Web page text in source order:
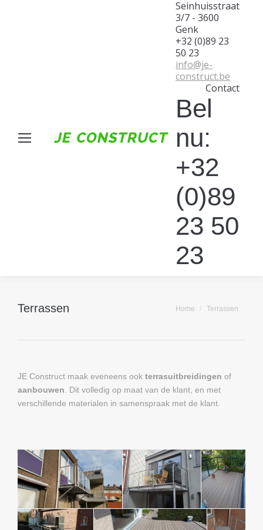
Seinhuisstraat
3/7 - 3600
Genk
+32 (0)89 23
50 23
info@je-
construct.be
Contact
Bel
nu:
+32
(0)89
23 50
23
Terrassen Je bent hier:
Home Terrassen
JE Construct maak eveneens ook terrasuitbreidingen of
aanbouwen . Dit volledig op maat van de klant, en met
verschillende materialen in samenspraak met de klant.